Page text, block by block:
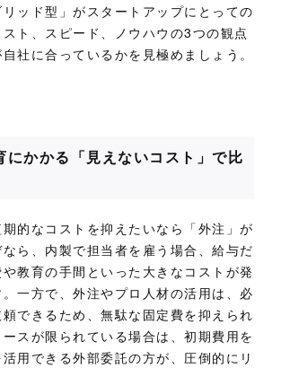
ッド型」がスタートアップにとっての
ト、スピード、ノウハウの3つの観点
社に合っているかを見極めましょう。
にかかる「見えないコスト」で比
的なコストを抑えたいなら「外注」が
ら、内製で担当者を雇う場合、給与だ
教育の手間といった大きなコストが発
一方で、外注やプロ人材の活用は、必
できるため、無駄な固定費を抑えられ
スが限られている場合は、初期費用を
用できる外部委託の方が、圧倒的にリ